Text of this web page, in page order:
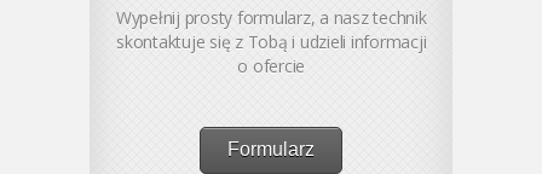
Wypełnij prosty formularz, a nasz technik
skontaktuje się z Tobą i udzieli informacji
o ofercie
Formularz